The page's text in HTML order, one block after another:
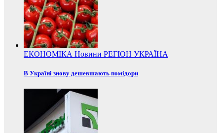
ЕКОНОМІКА Новини РЕГІОН УКРАЇНА
В Україні знову дешевшають помідори